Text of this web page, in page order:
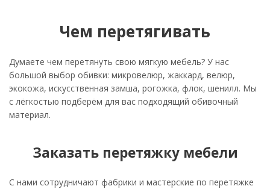
Чем перетягивать
Думаете чем перетянуть свою мягкую мебель? У нас
большой выбор обивки: микровелюр, жаккард, велюр,
экокожа, искусственная замша, рогожка, флок, шенилл. Мы
с лёгкостью подберём для вас подходящий обивочный
материал.
Заказать перетяжку мебели
С нами сотрудничают фабрики и мастерские по перетяжке